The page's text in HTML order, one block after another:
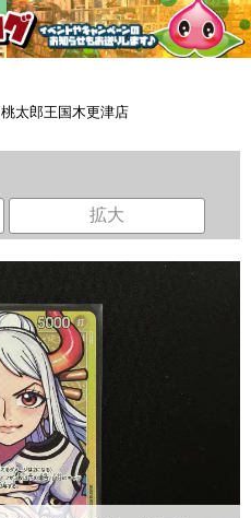
桃太郎王国木更津店
拡大